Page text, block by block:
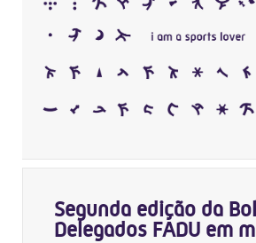
Segunda edição da
Delegados FADU em